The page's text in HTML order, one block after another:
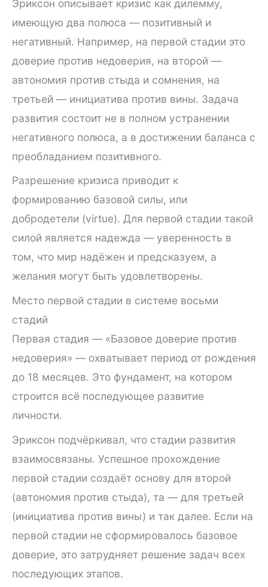
Эриксон описывает кризис как дилемму,
имеющую два полюса — позитивный и
негативный. Например, на первой стадии это
доверие против недоверия, на второй —
автономия против стыда и сомнения, на
третьей — инициатива против вины. Задача
развития состоит не в полном устранении
негативного полюса, а в достижении баланса с
преобладанием позитивного.
Разрешение кризиса приводит к
формированию базовой силы, или
добродетели (virtue). Для первой стадии такой
силой является надежда — уверенность в
том, что мир надёжен и предсказуем, а
желания могут быть удовлетворены.
Место первой стадии в системе восьми
стадий
Первая стадия — «Базовое доверие против
недоверия» — охватывает период от рождения
до 18 месяцев. Это фундамент, на котором
строится всё последующее развитие
личности.
Эриксон подчёркивал, что стадии развития
взаимосвязаны. Успешное прохождение
первой стадии создаёт основу для второй
(автономия против стыда), та — для третьей
(инициатива против вины) и так далее. Если на
первой стадии не сформировалось базовое
доверие, это затрудняет решение задач всех
последующих этапов.